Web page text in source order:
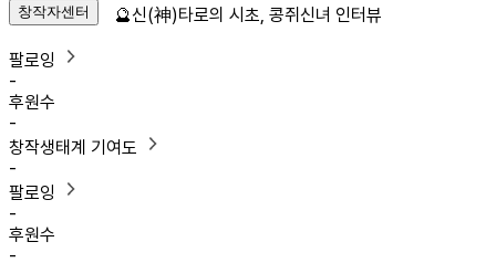
창작자센터
팔로잉
-
후원수
-
창작생태계 기여도
-
팔로잉
-
후원수
-
🔮신(神)타로의 시초, 콩쥐신녀 인터뷰